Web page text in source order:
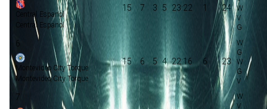
Central Espanol
Central Espanol
15 7 3 5 23:22 1 24
6
Montevideo City Torque
Montevideo City Torque
15 6 5 4 22:16 6 23
7